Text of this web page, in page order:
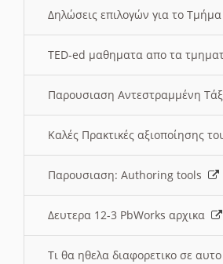
Δηλώσεις επιλογών για το
TED-ed μαθηματα απο τα
Παρουσιαση Αντεστραμμένη
Καλές Πρακτικές αξιοποίησης
Παρουσιαση: Authoring tools
Δευτερα 12-3 PbWorks αρχικα
Τι θα ηθελα διαφορετικο σε